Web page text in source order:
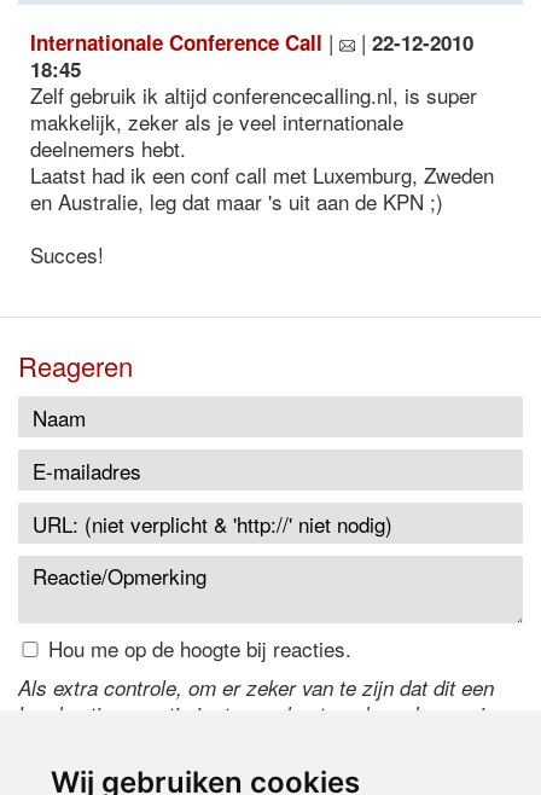
Wij gebruiken cookies
Internationale Conference Call | | 22-12-2010
18:45
Zelf gebruik ik altijd conferencecalling.nl, is super
makkelijk, zeker als je veel internationale
deelnemers hebt.
Laatst had ik een conf call met Luxemburg, Zweden
en Australie, leg dat maar 's uit aan de KPN ;)
Succes!
Reageren
Hou me op de hoogte bij reacties.
Als extra controle, om er zeker van te zijn dat dit een
handmatige reactie is, typ onderstaande code over in
de code te wijzigen.